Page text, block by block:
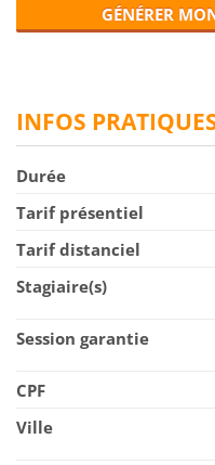
GÉNÉRER
INFOS
Durée
Tarif présentiel
Tarif distanciel
Stagiaire(s)
Session garantie
CPF
Ville